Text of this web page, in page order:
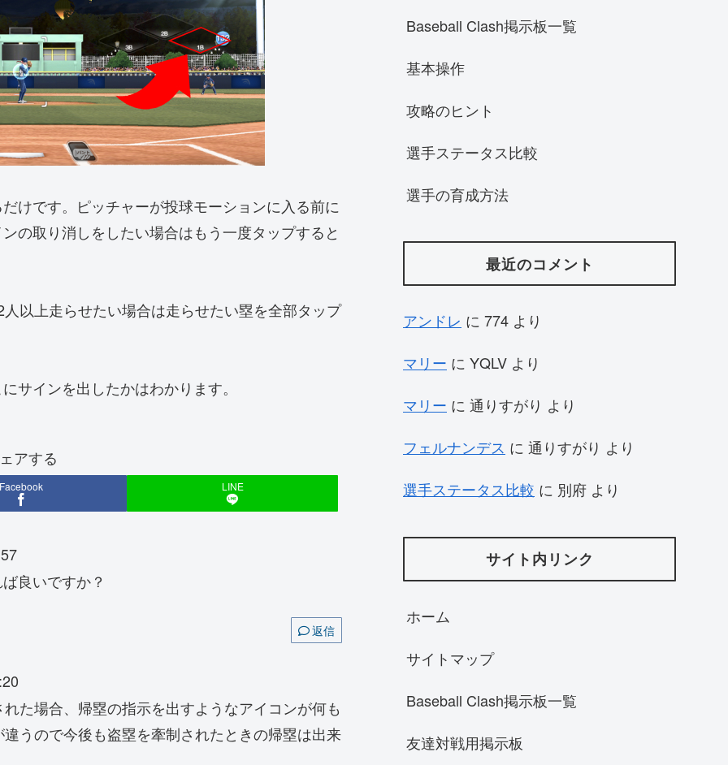
けです。ピッチャーが投球モーションに入る前に
の取り消しをしたい場合はもう一度タップすると
以上走らせたい場合は走らせたい塁を全部タップ
サインを出したかはわかります。
アする
Facebook LINE
良いですか？
返信
た場合、帰塁の指示を出すようなアイコンが何も
うので今後も盗塁を牽制されたときの帰塁は出来
Baseball Clash掲示板一覧
基本操作
攻略のヒント
選手ステータス比較
選手の育成方法
最近のコメント
アンドレ に 774 より
マリー に YQLV より
マリー に 通りすがり より
フェルナンデス に 通りすがり より
選手ステータス比較 に 別府 より
サイト内リンク
ホーム
サイトマップ
Baseball Clash掲示板一覧
友達対戦用掲示板